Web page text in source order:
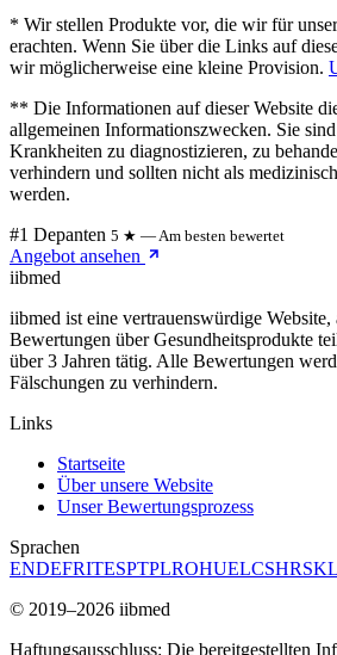
* Wir stellen Produkte vor, die wir für
erachten. Wenn Sie über die Links auf
wir möglicherweise eine kleine Provision.
** Die Informationen auf dieser Website
allgemeinen Informationszwecken. Sie
Krankheiten zu diagnostizieren, zu
verhindern und sollten nicht als
werden.
#1 Depanten 5 ★ — Am besten bewertet
Angebot ansehen
iibmed
iibmed ist eine vertrauenswürdige
Bewertungen über Gesundheitsprodukte
über 3 Jahren tätig. Alle Bewertungen
Fälschungen zu verhindern.
Links
Startseite
Über unsere Website
Unser Bewertungsprozess
Sprachen
ENDEFRITESPTPLROHUELCSHRSK
© 2019–2026 iibmed
Haftungsausschluss: Die bereitgestellten